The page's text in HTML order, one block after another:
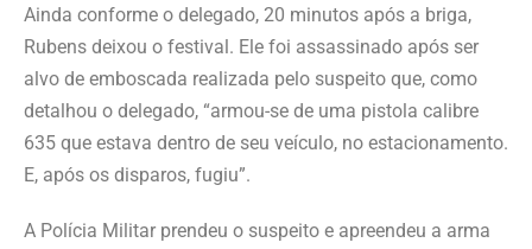
Ainda conforme o delegado, 20 minutos após a briga,
Rubens deixou o festival. Ele foi assassinado após ser
alvo de emboscada realizada pelo suspeito que, como
detalhou o delegado, “armou-se de uma pistola calibre
635 que estava dentro de seu veículo, no estacionamento.
E, após os disparos, fugiu”.
A Polícia Militar prendeu o suspeito e apreendeu a arma